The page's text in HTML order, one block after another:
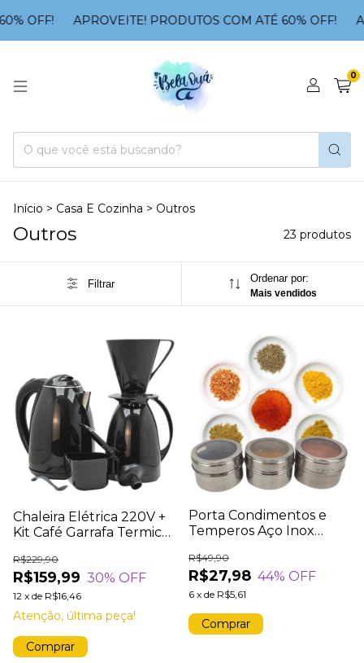
APROVEITE! PRODUTOS COM ATÉ 60% OFF!
0
Início > Casa E Cozinha > Outros
Outros 23 produtos
Filtrar Ordenar por:
Mais vendidos
Chaleira Elétrica 220V +
Kit Café Garrafa Termica
R$159,99
R$229,90
30% OFF
12 x de R$16,46
Atenção, última peça!
Porta Condimentos e
Temperos Aço Inox
Tampa Acrílica
R$27,98
R$49,90
44% OFF
6 x de R$5,61